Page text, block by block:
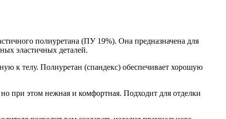
полиуретана (ПУ 19%). Она предназначена для
эластичных деталей.
к телу. Полиуретан (спандекс) обеспечивает хорошую
при этом нежная и комфортная. Подходит для отделки